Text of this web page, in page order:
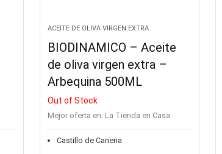
ACEITE DE OLIVA VIRGEN EXTRA
BIODINAMICO – Aceite
de oliva virgen extra –
Arbequina 500ML
Out of Stock
Mejor oferta en: La Tienda en Casa
Castillo de Canena